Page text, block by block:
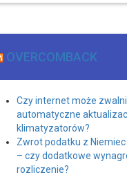
OVERCOMBACK
Czy internet może
automatyczne
klimatyzatorów?
Zwrot podatku z
– czy dodatkowe
rozliczenie?